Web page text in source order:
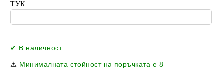
ТУК
✔ В наличност
⚠️ Минималната стойност на поръчката е8